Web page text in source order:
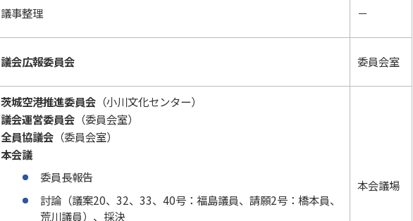
議事整理 －
議会広報委員会 委員会室
茨城空港推進委員会（小川文化センター）
議会運営委員会（委員会室）
全員協議会（委員会室）
本会議
委員長報告
討論（議案20、32、33、40号：福島議員、請願2号：橋本員、
荒川議員）、採決
本会議場